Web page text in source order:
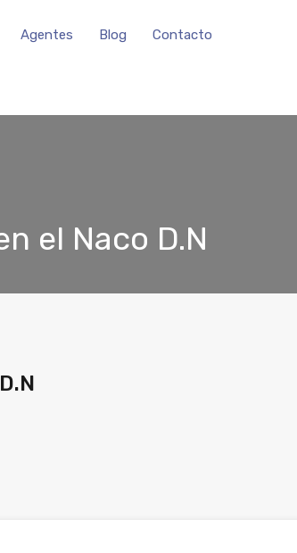
Agentes Blog Contacto
el Naco D.N